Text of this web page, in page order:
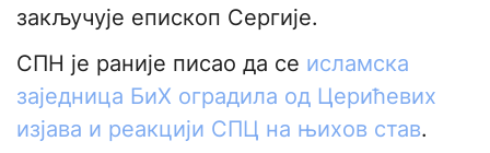
закључује епископ Сергије.
СПН је раније писао да се исламска
заједница БиХ оградила од Церићевих
изјава и реакцији СПЦ на њихов став.